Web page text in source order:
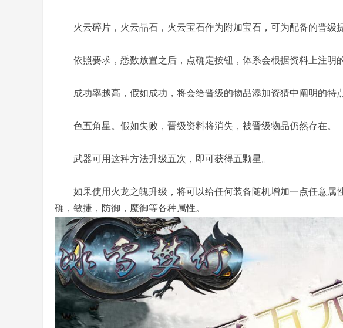
火云碎片，火云晶石，火云宝石作为附加宝石，可为配备的晋级提
依照要求，悉数放置之后，点确定按钮，体系会根据资料上注明
成功率越高，假如成功，将会给晋级的物品添加资猜中阐明的特
色五角星。假如失败，晋级资料将消失，被晋级物品仍然存在。
武器可用这种方法升级五次，即可获得五颗星。
如果使用火龙之魄升级，将可以给任何装备随机增加一点任意属
确，敏捷，防御，魔御等各种属性。